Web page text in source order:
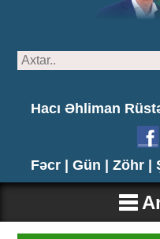
Hacı Əhliman
Fəcr | Gün | Zöhr |